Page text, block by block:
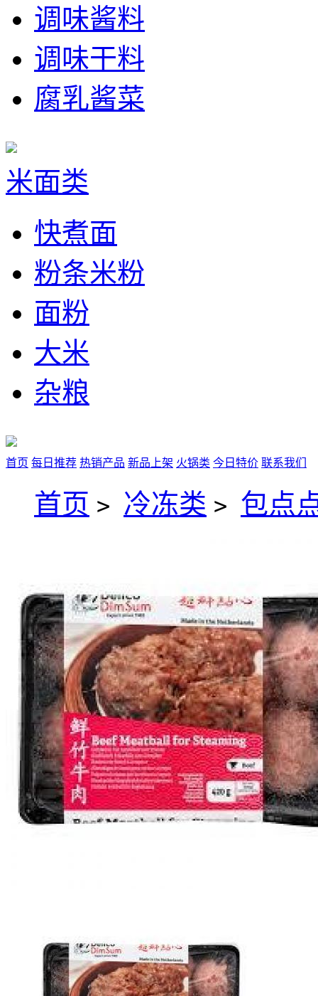
调味酱料
调味干料
腐乳酱菜
米面类
快煮面
粉条米粉
面粉
大米
杂粮
首页 每日推荐 热销产品 新品上架 火锅类 今日特价 联系我们
首页 > 冷冻类 > 包点